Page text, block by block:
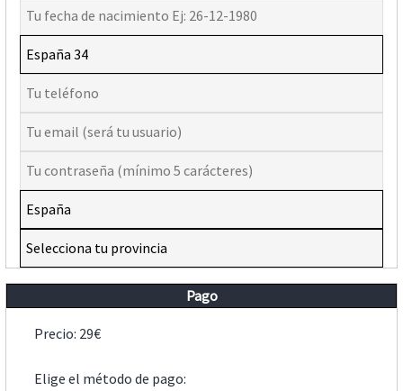
Pago
Precio: 29€
Elige el método de pago: